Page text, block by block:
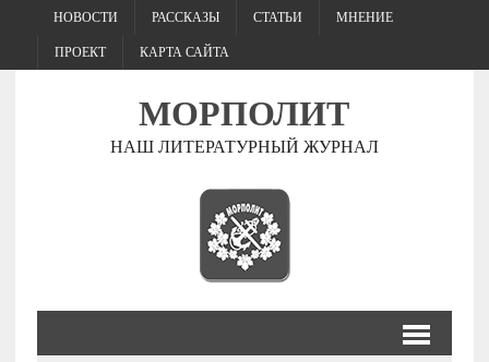
НОВОСТИ РАССКАЗЫ СТАТЬИ МНЕНИЕ
ПРОЕКТ КАРТА САЙТА
МОРПОЛИТ
НАШ ЛИТЕРАТУРНЫЙ ЖУРНАЛ